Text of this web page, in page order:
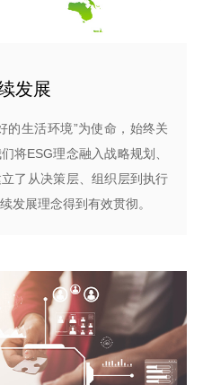
发展
的生活环境”为使命，始终关
将ESG理念融入战略规划、
了从决策层、组织层到执行
发展理念得到有效贯彻。